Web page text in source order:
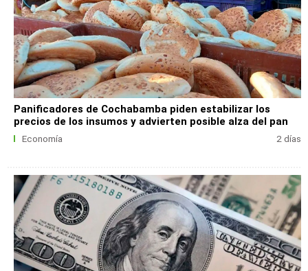
Panificadores de Cochabamba piden estabilizar los
precios de los insumos y advierten posible alza del pan
Economía 2 días